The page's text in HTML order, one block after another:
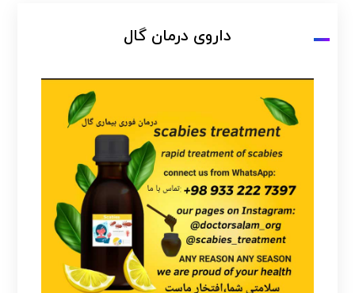
داروی درمان گال